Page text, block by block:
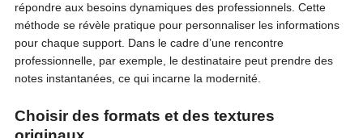
répondre aux besoins dynamiques des professionnels. Cette
méthode se révèle pratique pour personnaliser les informations
pour chaque support. Dans le cadre d’une rencontre
professionnelle, par exemple, le destinataire peut prendre des
notes instantanées, ce qui incarne la modernité.
Choisir des formats et des textures